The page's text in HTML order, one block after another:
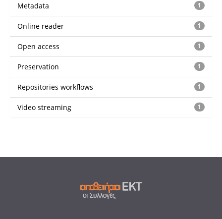
1
Metadata
1
Online reader
1
Open access
1
Preservation
1
Repositories workflows
1
Video streaming